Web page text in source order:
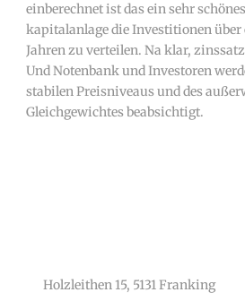
einberechnet ist das ein sehr
kapitalanlage die Investitionen über
Jahren zu verteilen. Na klar,
Und Notenbank und Investoren
stabilen Preisniveaus und des
Gleichgewichtes beabsichtigt.
Holzleithen 15, 5131 Franking